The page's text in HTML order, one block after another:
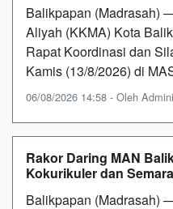
Balikpapan (Madrasah)
Aliyah (KKMA) Kota
Rapat Koordinasi dan
Kamis (13/8/2026) di
06/08/2026 14:58 - Oleh
Rakor Daring MAN
Kokurikuler dan
Balikpapan (Madrasah)